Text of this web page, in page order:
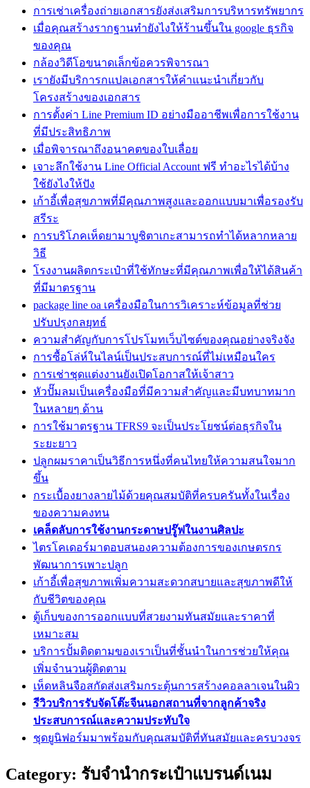
การเช่าเครื่องถ่ายเอกสารยังส่งเสริมการบริหารทรัพยากร
เมื่อคุณสร้างรากฐานทํายังไงให้ร้านขึ้นใน google ธุรกิจ
ของคุณ
กล้องวิดีโอขนาดเล็กข้อควรพิจารณา
เรายังมีบริการกแปลเอกสารให้คำแนะนำเกี่ยวกับ
โครงสร้างของเอกสาร
การตั้งค่า Line Premium ID อย่างมืออาชีพเพื่อการใช้งาน
ที่มีประสิทธิภาพ
เมื่อพิจารณาถึงอนาคตของใบเลื่อย
เจาะลึกใช้งาน Line Official Account ฟรี ทำอะไรได้บ้าง
ใช้ยังไงให้ปัง
เก้าอี้เพื่อสุขภาพที่มีคุณภาพสูงและออกแบบมาเพื่อรองรับ
สรีระ
การบริโภคเห็ดยามาบูชิตาเกะสามารถทำได้หลากหลาย
วิธี
โรงงานผลิตกระเป๋าที่ใช้ทักษะที่มีคุณภาพเพื่อให้ได้สินค้า
ที่มีมาตรฐาน
package line oa เครื่องมือในการวิเคราะห์ข้อมูลที่ช่วย
ปรับปรุงกลยุทธ์
ความสำคัญกับการโปรโมทเว็บไซต์ของคุณอย่างจริงจัง
การซื้อโล่ห์ในไลน์เป็นประสบการณ์ที่ไม่เหมือนใคร
การเช่าชุดแต่งงานยังเปิดโอกาสให้เจ้าสาว
หัวปั๊มลมเป็นเครื่องมือที่มีความสำคัญและมีบทบาทมาก
ในหลายๆ ด้าน
การใช้มาตรฐาน TFRS9 จะเป็นประโยชน์ต่อธุรกิจใน
ระยะยาว
ปลูกผมราคาเป็นวิธีการหนึ่งที่คนไทยให้ความสนใจมาก
ขึ้น
กระเบื้องยางลายไม้ด้วยคุณสมบัติที่ครบครันทั้งในเรื่อง
ของความคงทน
เคล็ดลับการใช้งานกระดาษปรู๊ฟในงานศิลปะ
ไตรโคเดอร์มาตอบสนองความต้องการของเกษตรกร
พัฒนาการเพาะปลูก
เก้าอี้เพื่อสุขภาพเพิ่มความสะดวกสบายและสุขภาพดีให้
กับชีวิตของคุณ
ตู้เก็บของการออกแบบที่สวยงามทันสมัยและราคาที่
เหมาะสม
บริการปั้มติดตามของเราเป็นที่ชั้นนำในการช่วยให้คุณ
เพิ่มจำนวนผู้ติดตาม
เห็ดหลินจือสกัดส่งเสริมกระตุ้นการสร้างคอลลาเจนในผิว
รีวิวบริการรับจัดโต๊ะจีนนอกสถานที่จากลูกค้าจริง
ประสบการณ์และความประทับใจ
ชุดยูนิฟอร์มมาพร้อมกับคุณสมบัติที่ทันสมัยและครบวงจร
Category: รับจำนำกระเป๋าแบรนด์เนม